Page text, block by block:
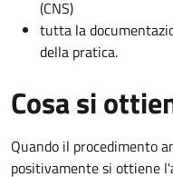
(CNS)
tutta la
della pratica.
Cosa si
Quando il procedimento
positivamente si ottiene